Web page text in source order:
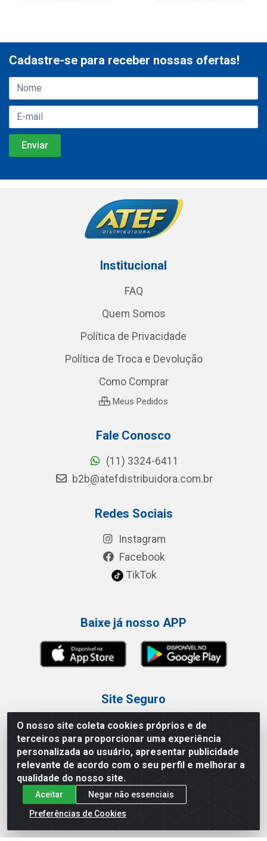
O nosso site coleta cookies próprios e de
terceiros para proporcionar uma experiência
personalizada ao usuário, apresentar publicidade
relevante de acordo com o seu perfil e melhorar a
qualidade do nosso site.
Aceitar
Negar não essenciais
Preferências de Cookies
Cadastre-se para receber nossas ofertas!
Institucional
FAQ
Quem Somos
Política de Privacidade
Política de Troca e Devolução
Como Comprar
Meus Pedidos
Fale Conosco
(11) 3324-6411
b2b@atefdistribuidora.com.br
Redes Sociais
Instagram
Facebook
TikTok
Baixe já nosso APP
Site Seguro
Loja / Showroom
Tel.: (11) 3227-0546
Av Vautier, 587/597 - Pari - São Paulo/SP